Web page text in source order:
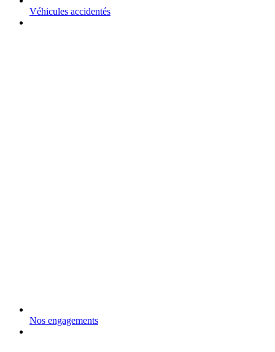
Véhicules accidentés
Nos engagements